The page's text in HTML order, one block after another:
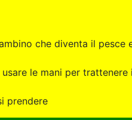
che diventa il
le mani per trattenere
prendere